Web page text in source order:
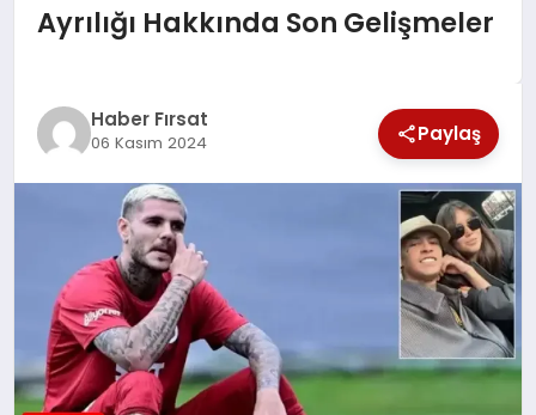
EKONOMİ
MAGAZİN
DÜNYA
Ayrılığı Hakkında Son Gelişmeler
Haber Fırsat
06 Kasım 2024 Paylaş